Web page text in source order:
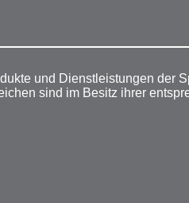
und Dienstleistungen der
sind im Besitz ihrer